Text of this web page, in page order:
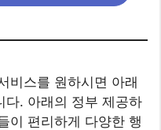
비스를 원하시면 아래
다. 아래의 정부 제공하
이 편리하게 다양한 행